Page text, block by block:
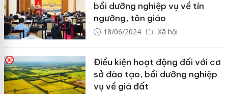
bồi dưỡng nghiệp vụ về tín
ngưỡng, tôn giáo
18/06/2024 Xã hội
Điều kiện hoạt động đối với cơ
sở đào tạo, bồi dưỡng nghiệp
vụ về giá đất